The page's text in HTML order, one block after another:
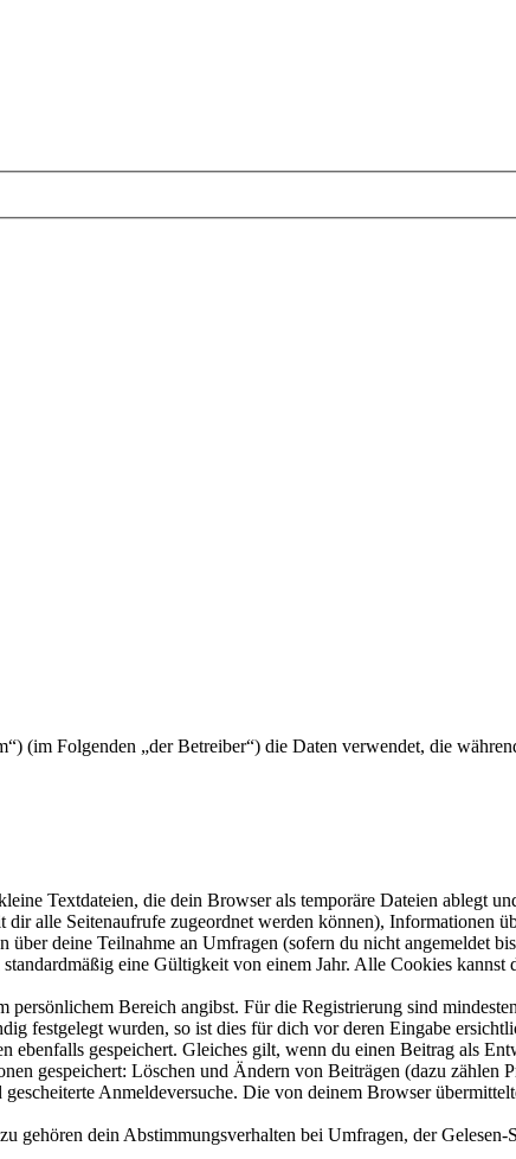
Folgenden „der Betreiber“) die Daten verwendet, die
Textdateien, die dein Browser als temporäre Dateien ablegt
alle Seitenaufrufe zugeordnet werden können), Informationen
deine Teilnahme an Umfragen (sofern du nicht angemeldet
eine Gültigkeit von einem Jahr. Alle Cookies
Bereich angibst. Für die Registrierung sind
festgelegt wurden, so ist dies für dich vor deren Eingabe
gespeichert. Gleiches gilt, wenn du einen Beitrag als
gespeichert: Löschen und Ändern von Beiträgen (dazu zählen
Anmeldeversuche. Die von deinem Browser
gehören dein Abstimmungsverhalten bei Umfragen, der Gelesen-